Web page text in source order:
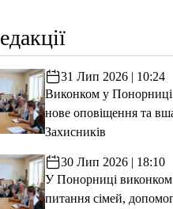
31 Лип 2026 | 10:24
Виконком у
нове оповіщення та
Захисників
30 Лип 2026 | 18:10
У Понорниці виконком
питання сімей,